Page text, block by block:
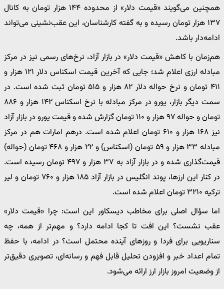
همچنین می‌گویند «قیمت دلار» از محدوده ۱۴۴ هزار تومان به کانال
۱۳۷ هزار تومان رسیده و به گفته کارشناسان، این عقب‌نشینی می‌تواند
ادامه‌دار باشد.
هم‌زمان با کاهش «قیمت دلار» در بازار آزاد، نرخ‌های رسمی نیز در مرکز
مبادله ارزی اعلام شد؛ جایی که آخرین قیمت اسکناس دلار ۱۲۱ هزار و
۴۱۱ تومان و نرخ حواله دلار ۸۲ هزار و ۵۱۵ تومان ثبت شده است. در
سمت دیگر بازار، یورو در مرکز مبادله با نرخ اسکناس ۱۴۲ هزار و ۸۸۶
تومان و حواله ۹۷ هزار و ۱۱۰ تومان گزارش شده و قیمت یورو در بازار آزاد
نیز ۱۶۸ هزار و ۶۱۰ تومان اعلام شده است. درهم امارات هم در مرکز
مبادله ۳۳ هزار و ۵۹ تومان (اسکناس) و ۲۲ هزار و ۴۶۸ تومان (حواله)
قیمت‌گذاری شده و در بازار آزاد به ۳۷ هزار و ۴۹۷ تومان رسیده است.
در کنار این ارزها، پوند انگلیس در بازار آزاد ۱۸۵ هزار و ۷۶۰ تومان و لیر
ترکیه ۳۲۱۰ تومان اعلام شده است.
اما سؤال اصلی برای مخاطب دیسکاور این است: چرا «قیمت دلار»
عقب نشست؟ این افت تا کجا ادامه دارد؟ و مهم‌تر از همه، چه
سناریویی برای فردا و روزهای آینده محتمل است؟ در ادامه، با حفظ
تمام اعداد خبر و افزودن تحلیل قابل فهم و رسانه‌ای، تصویری دقیق‌تر
از وضعیت امروز بازار ارز ارائه می‌شود.